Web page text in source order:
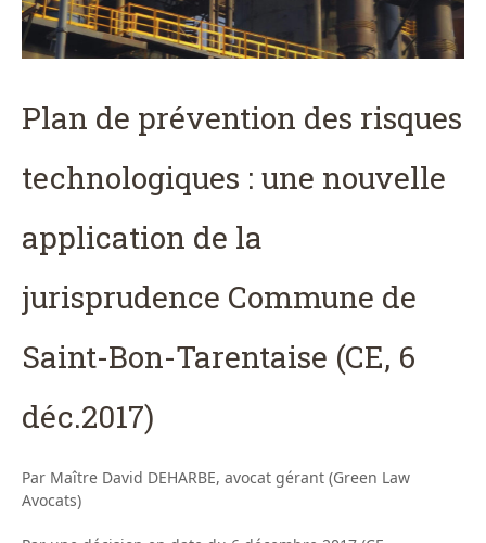
Plan de prévention des risques
technologiques : une nouvelle
application de la
jurisprudence Commune de
Saint-Bon-Tarentaise (CE, 6
déc.2017)
Par Maître David DEHARBE, avocat gérant (Green Law
Avocats)